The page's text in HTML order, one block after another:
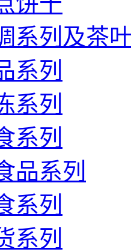
系列及茶
系列
系列
系列
品系列
系列
系列